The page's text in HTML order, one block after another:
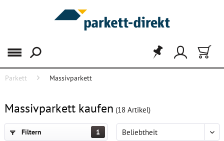
Menü
Parkett Massivparkett
FILTER
Massivparkett kaufen (18 Artikel)
Filtern 1